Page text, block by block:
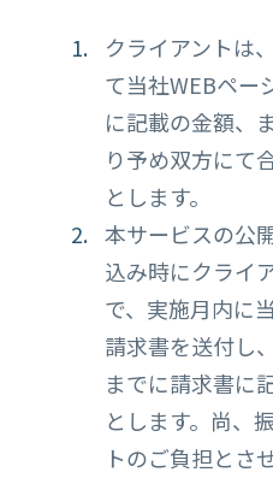
クライアントは
て当社WEBペー
に記載の金額、
り予め双方にて
とします。
本サービスの公
込み時にクライ
で、実施月内に
請求書を送付し
までに請求書に
とします。尚、
トのご負担とさ